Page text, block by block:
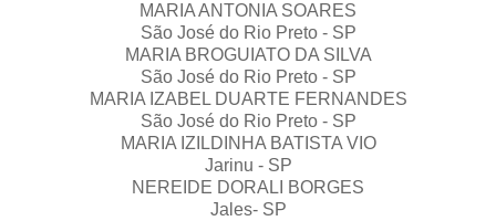
MARIA ANTONIA SOARES
São José do Rio Preto - SP
MARIA BROGUIATO DA SILVA
São José do Rio Preto - SP
MARIA IZABEL DUARTE FERNANDES
São José do Rio Preto - SP
MARIA IZILDINHA BATISTA VIO
Jarinu - SP
NEREIDE DORALI BORGES
Jales- SP